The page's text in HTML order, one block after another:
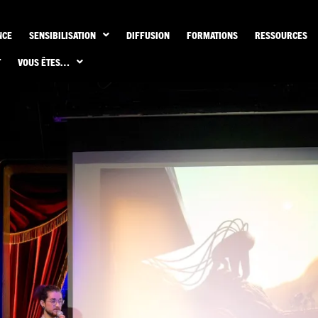
SENSIBILISATION DIFFUSION FORMATIONS RESSOURCES
VOUS ÊTES…